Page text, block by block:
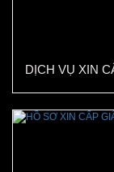
DỊCH VỤ XIN